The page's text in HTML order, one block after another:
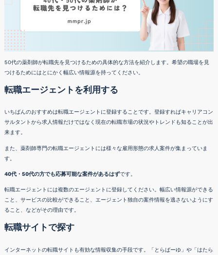
50代の薬剤師が転職先を見つけるための具体的な方法を紹介します。希望の職場を見
つけるためにはとにかく幅広い情報源を持ってください。
転職エージェントを利用する
いちばんのおすすめは転職エージェントに登録することです。登録すればキャリアコン
サルタントから求人情報だけではなく現在の転職市場の状況やトレンドも知ることが出
来ます。
また、薬剤師専門の転職エージェントには様々な雇用形態の求人案件が集まっていま
す。
40代・50代の方でも応募可能な案件があるはずです。
転職エージェントには複数のエージェントに登録してください。幅広い情報源ができる
こと、サービスの比較ができること、エージェント独自の案件情報を逃さないようにす
ること、などがその理由です。
転職サイトで探す
インターネットの転職サイトも有効な情報収集の手段です。「とらばーゆ」や「はたら